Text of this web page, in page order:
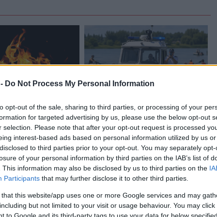
Do Not Process My Personal Information
opt-out of the sale, sharing to third parties, or processing of your
for targeted advertising by us, please use the below opt-out
selection. Please note that after your opt-out request is processed
interest-based ads based on personal information utilized by us
to third parties prior to your opt-out. You may separately
of your personal information by third parties on the IAB’s list of
This information may also be disclosed by us to third parties on the
Participants that may further disclose it to other third parties.
that this website/app uses one or more Google services and may
but not limited to your visit or usage behaviour. You may
to Google and its third-party tags to use your data for below
Horváth Zsolt
csaptak fel
a szerda
ugyanis egy nagy
miatt több
2026.08.05. Horváth Zsolt
Vízitraffipax a Tisza-tavon:
mostantól senki sem úszhatja
meg a száguldozást
Sokáig úgy tűnt, a Tisza-tavon
mindenki úgy közlekedik, ahogy
akar. A nyári szezonban azonban
betelt a...
Kék hírek